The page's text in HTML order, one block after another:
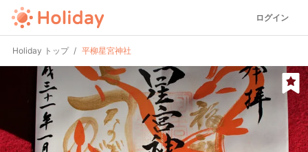
ログイン
Holiday トップ 平柳星宮神社